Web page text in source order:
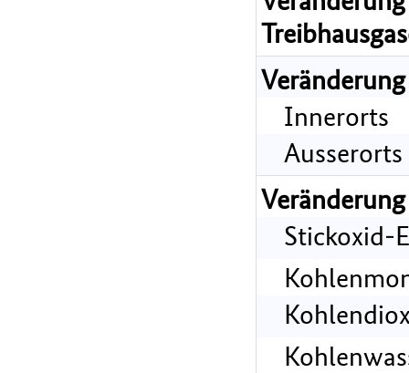
Innerorts
Ausserorts
Stickoxid-